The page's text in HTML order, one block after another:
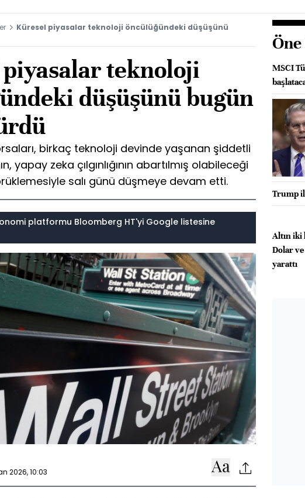
Küresel piyasalar teknoloji öncülüğündeki düşüşünü
teknoloji
düşüşünü bugün
birkaç teknoloji devinde yaşanan şiddetli
yapay zeka çılgınlığının abartılmış olabileceği
salı günü düşmeye devam etti.
platformu Bloomberg HT'yi Google listesine
2026, 10:03
MSCI
Trump
Altın iki
Dolar ve
yarattı